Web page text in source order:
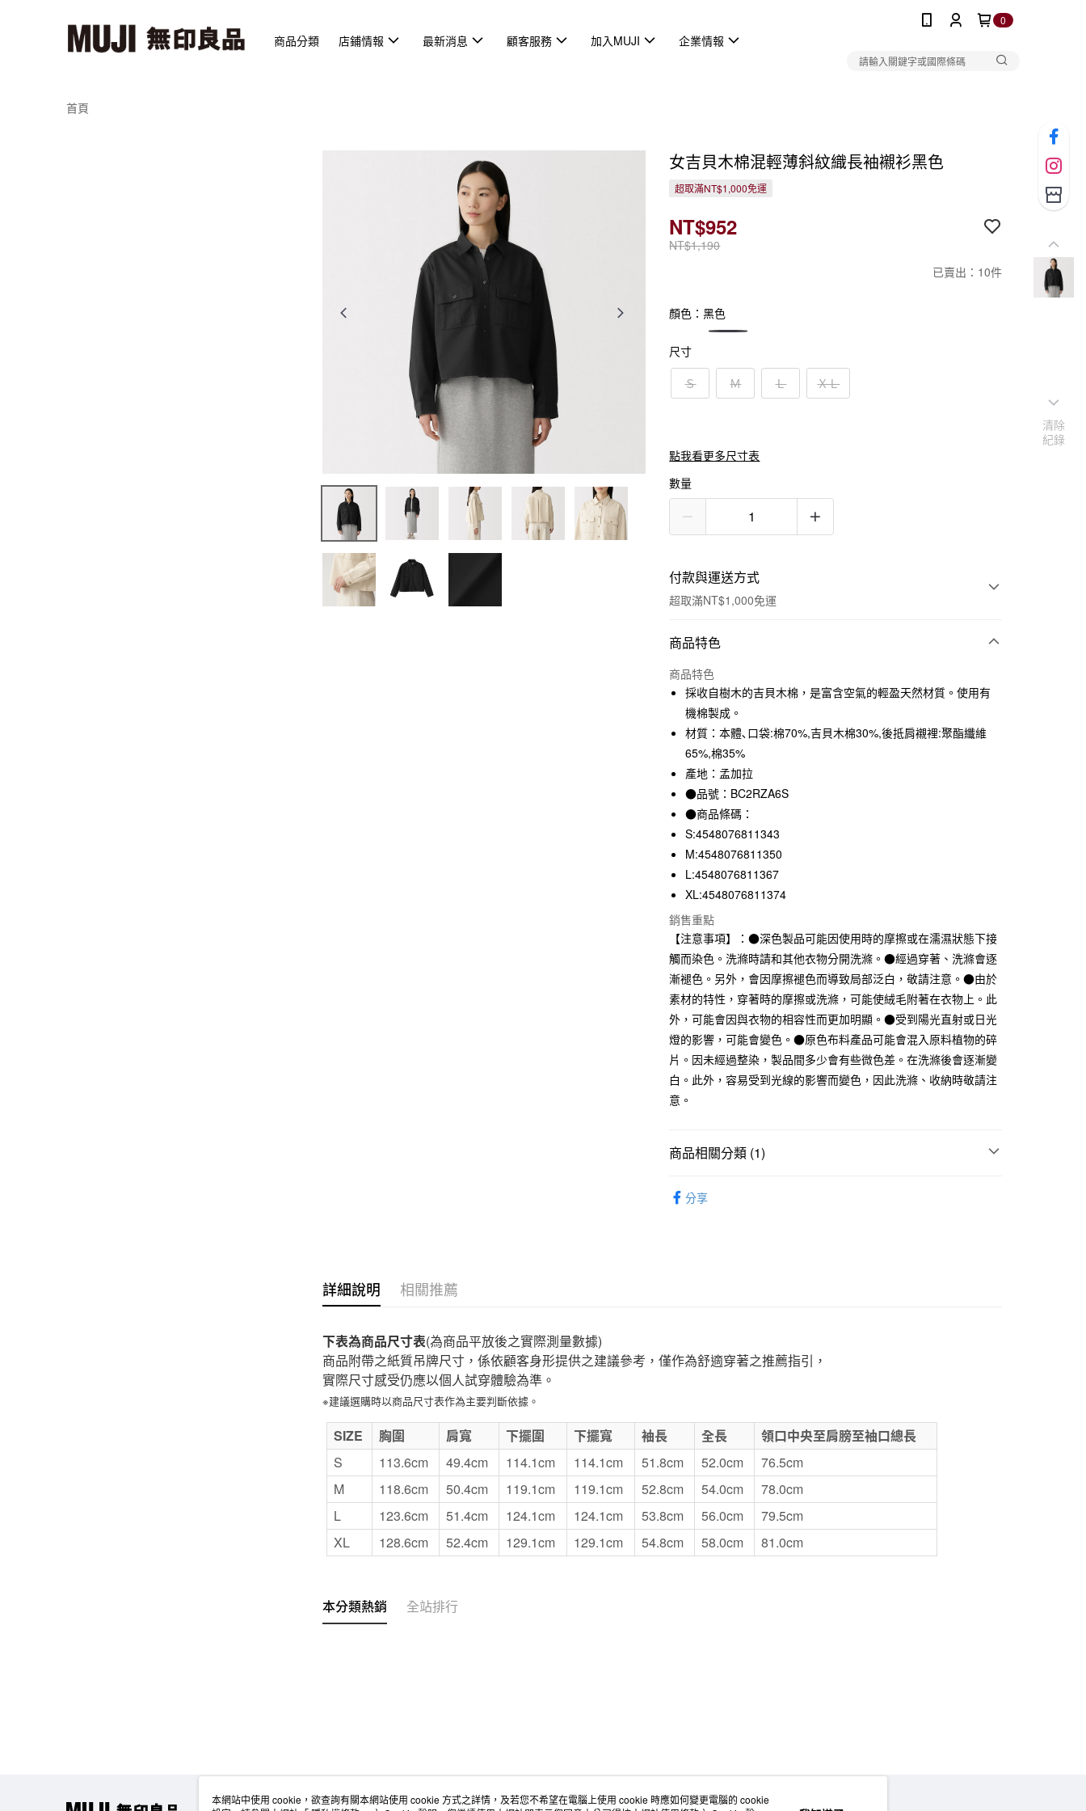
0
商品分類 店鋪情報 最新消息 顧客服務 加入MUJI 企業情報
首頁
女吉貝木棉混輕薄斜紋織長袖襯衫黑色
超取滿NT$1,000免運
NT$1,190
NT$952
已賣出：10件
顏色：黑色
尺寸
Ｓ
Ｍ Ｌ ＸＬ
點我看更多尺寸表
數量
付款與運送方式
超取滿NT$1,000免運
付款方式
信用卡一次付款
信用卡分期付款
3 期 0 利率 每期NT$317 21家銀行
合作金庫商業銀行
華南商業銀行
上海商業儲蓄銀行
國泰世華商業銀行
臺灣中小企業銀行
匯豐（台灣）商業銀行
聯邦商業銀行
元大商業銀行
玉山商業銀行
台灣樂天信用卡公司
超商取貨付款
LINE Pay
Apple Pay
街口支付
悠遊付
運送方式
全家取貨付款
每筆NT$65，滿NT$1,000(含以上)免運費
付款後全家取貨
每筆NT$65，滿NT$1,000(含以上)免運費
7-11取貨付款
每筆NT$65，滿NT$1,000(含以上)免運費
每筆NT$150，滿NT$2,000(含以上)免運費
商品特色
商品特色
採收自樹木的吉貝木棉，是富含空氣的輕盈天然材質。使用有
機棉製成。
材質：本體､口袋:棉70%,吉貝木棉30%,後抵肩襯裡:聚酯纖維
65%,棉35%
產地：孟加拉
●品號：BC2RZA6S
●商品條碼：
S:4548076811343
M:4548076811350
L:4548076811367
XL:4548076811374
銷售重點
【注意事項】：●深色製品可能因使用時的摩擦或在濡濕狀態下接
觸而染色。洗滌時請和其他衣物分開洗滌。●經過穿著、洗滌會逐
漸褪色。另外，會因摩擦褪色而導致局部泛白，敬請注意。●由於
素材的特性，穿著時的摩擦或洗滌，可能使絨毛附著在衣物上。此
外，可能會因與衣物的相容性而更加明顯。●受到陽光直射或日光
燈的影響，可能會變色。●原色布料產品可能會混入原料植物的碎
片。因未經過整染，製品間多少會有些微色差。在洗滌後會逐漸變
白。此外，容易受到光線的影響而變色，因此洗滌、收納時敬請注
意。
商品相關分類 (1)
分享
詳細說明 相關推薦
下表為商品尺寸表(為商品平放後之實際測量數據)
商品附帶之紙質吊牌尺寸，係依顧客身形提供之建議參考，僅作為舒適穿著之推薦指引，
實際尺寸感受仍應以個人試穿體驗為準。
※建議選購時以商品尺寸表作為主要判斷依據。
SIZE 胸圍 肩寬 下擺圍 下擺寬 袖長 全長
領口中央至肩膀至袖口總長
S
113.6cm 49.4cm 114.1cm 114.1cm 51.8cm 52.0cm
76.5cm
M
118.6cm 50.4cm 119.1cm 119.1cm 52.8cm 54.0cm
78.0cm
L
123.6cm 51.4cm 124.1cm 124.1cm 53.8cm 56.0cm
79.5cm
XL
128.6cm 52.4cm 129.1cm 129.1cm 54.8cm 58.0cm 81.0cm
本分類熱銷 全站排行
店舖情報
空間改造企劃服務
會員服務
清除
紀錄
本網站中使用 cookie，欲查詢有關本網站使用 cookie 方式之詳情，及若您不希望在電腦上使用 cookie 時應如何變更電腦的 cookie